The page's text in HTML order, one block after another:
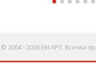
© 2004 - 2026 ЕМ АРТ. Всички